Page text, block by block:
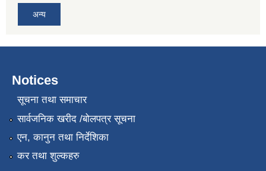
अन्य
Notices
सूचना तथा समाचार
सार्वजनिक खरीद /बोलपत्र सूचना
एन, कानुन तथा निर्देशिका
कर तथा शुल्कहरु